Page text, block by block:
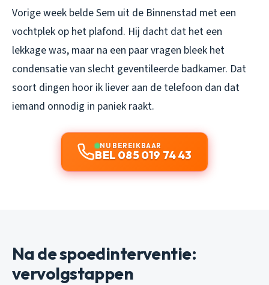
Vorige week belde Sem uit de Binnenstad met een
vochtplek op het plafond. Hij dacht dat het een
lekkage was, maar na een paar vragen bleek het
condensatie van slecht geventileerde badkamer. Dat
soort dingen hoor ik liever aan de telefoon dan dat
iemand onnodig in paniek raakt.
NU BEREIKBAAR
BEL 085 019 74 43
Na de spoedinterventie:
vervolgstappen